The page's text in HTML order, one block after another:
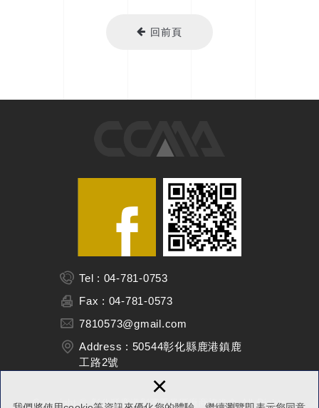
×
回前頁
Tel : 04-781-0753
Fax : 04-781-0573
7810573@gmail.com
Address : 50544彰化縣鹿港鎮鹿
工路2號
Copyright © 彰化縣鹿港彰濱工業區廠商協進會 All Rights